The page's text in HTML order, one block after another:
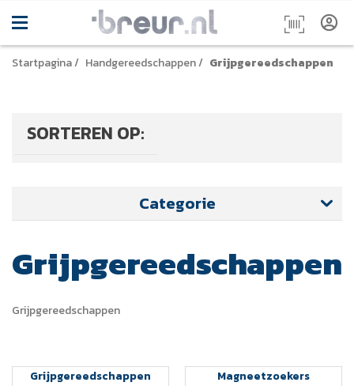
Startpagina/ Handgereedschappen/ Grijpgereedschappen
SORTEREN OP:
Categorie
Grijpgereedschappen
Grijpgereedschappen
Grijpgereedschappen Magneetzoekers